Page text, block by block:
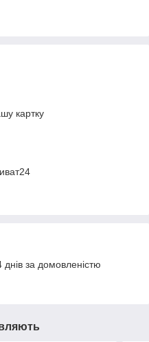
картку
за домовленістю